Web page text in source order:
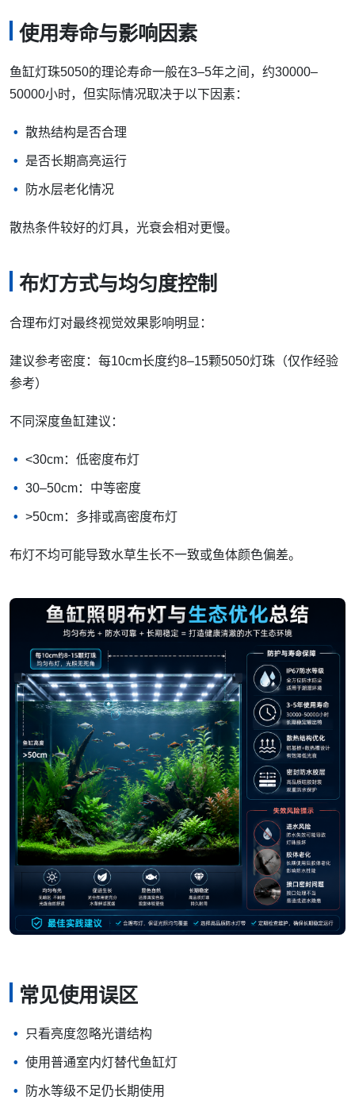
使用寿命与影响因素
鱼缸灯珠5050的理论寿命一般在3–5年之间，约30000–
50000小时，但实际情况取决于以下因素：
散热结构是否合理
是否长期高亮运行
防水层老化情况
散热条件较好的灯具，光衰会相对更慢。
布灯方式与均匀度控制
合理布灯对最终视觉效果影响明显：
建议参考密度：每10cm长度约8–15颗5050灯珠（仅作经验
参考）
不同深度鱼缸建议：
<30cm：低密度布灯
30–50cm：中等密度
>50cm：多排或高密度布灯
布灯不均可能导致水草生长不一致或鱼体颜色偏差。
常见使用误区
只看亮度忽略光谱结构
使用普通室内灯替代鱼缸灯
防水等级不足仍长期使用